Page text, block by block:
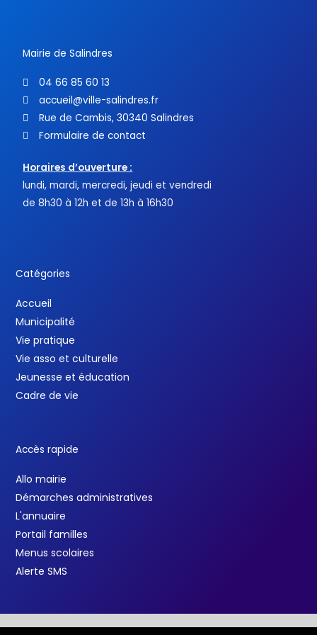
Mairie de Salindres
04 66 85 60 13
accueil@ville-salindres.fr
Rue de Cambis, 30340 Salindres
Formulaire de contact
Horaires d’ouverture :
lundi, mardi, mercredi, jeudi et vendredi
de 8h30 à 12h et de 13h à 16h30
Catégories
Accueil
Municipalité
Vie pratique
Vie asso et culturelle
Jeunesse et éducation
Cadre de vie
Accès rapide
Allo mairie
Démarches administratives
L'annuaire
Portail familles
Menus scolaires
Alerte SMS